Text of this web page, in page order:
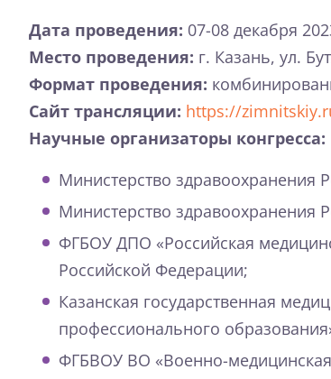
Дата проведения: 07-08 декабря
Место проведения: г. Казань, ул.
Формат проведения:
Сайт трансляции: https://
Научные организаторы конгресса:
Министерство здравоохранения
Министерство здравоохранения
ФГБОУ ДПО «Российская
Российской Федерации;
Казанская государственная
профессионального
ФГБВОУ ВО «Военно-